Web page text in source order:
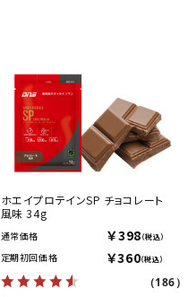
ホエイプロテインSP チョコレート
風味 34g
通常価格 ￥398（税込）
定期初回価格 ￥360（税込）
（186）